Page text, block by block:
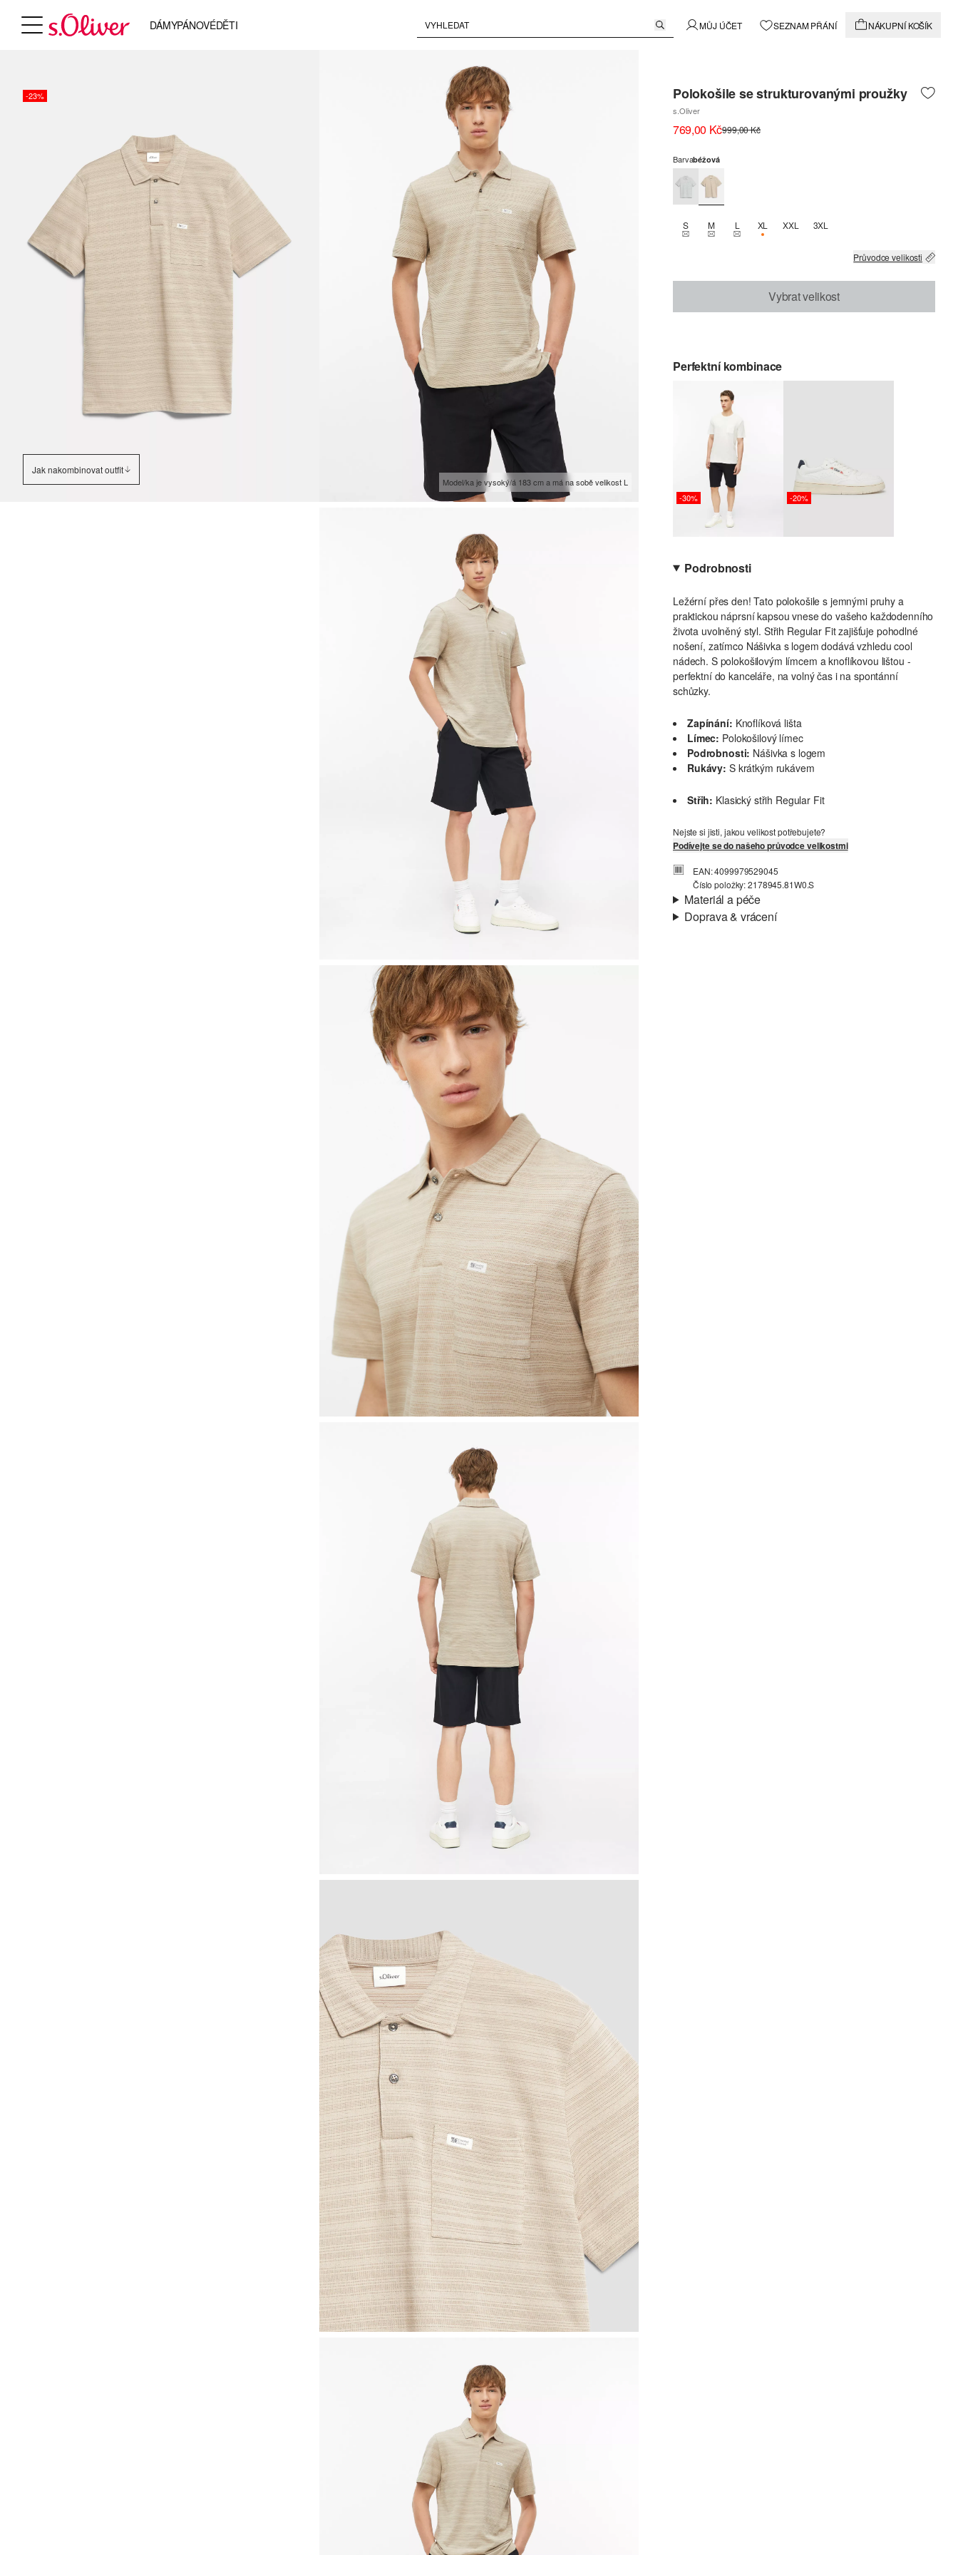
DÁMYPÁNOVÉDĚTI MŮJ ÚČET SEZNAM PŘÁNÍ NÁKUPNÍ KOŠÍK
-23%
Jak nakombinovat outfit
Model/ka je vysoký/á 183 cm a má na sobě velikost L
Polokošile se strukturovanými proužky
s.Oliver
769,00 Kč999,00 Kč
Barvabéžová
STHIS SIZE IS CURRENTLY OUT OF STOCK
MTHIS SIZE IS CURRENTLY OUT OF STOCK
LTHIS SIZE IS CURRENTLY OUT OF STOCK
XLK DISPOZICI POUZE 2
XXL 3XL
Průvodce velikosti
Vybrat velikost
Perfektní kombinace
-30% -20%
Podrobnosti
Ležérní přes den! Tato polokošile s jemnými pruhy a
praktickou náprsní kapsou vnese do vašeho každodenního
života uvolněný styl. Střih Regular Fit zajišťuje pohodlné
nošení, zatímco Nášivka s logem dodává vzhledu cool
nádech. S polokošilovým límcem a knoflíkovou lištou -
perfektní do kanceláře, na volný čas i na spontánní
schůzky.
Zapínání: Knoflíková lišta
Límec: Polokošilový límec
Podrobnosti: Nášivka s logem
Rukávy: S krátkým rukávem
Střih: Klasický střih Regular Fit
Nejste si jisti, jakou velikost potřebujete?
Podívejte se do našeho průvodce velikostmi
EAN: 4099979529045
Číslo položky: 2178945.81W0.S
Materiál a péče
Doprava & vrácení